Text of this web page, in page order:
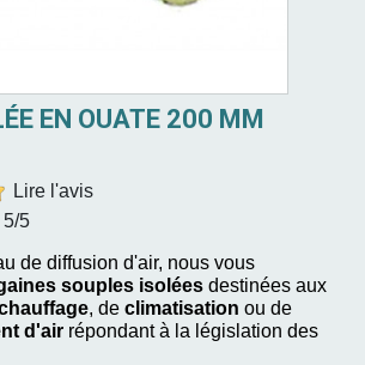
EN OUATE 200 MM
Lire l'avis
5/5
de diffusion d'air, nous vous
souples isolées destinées aux
, de climatisation ou de
d'air répondant à la législation des